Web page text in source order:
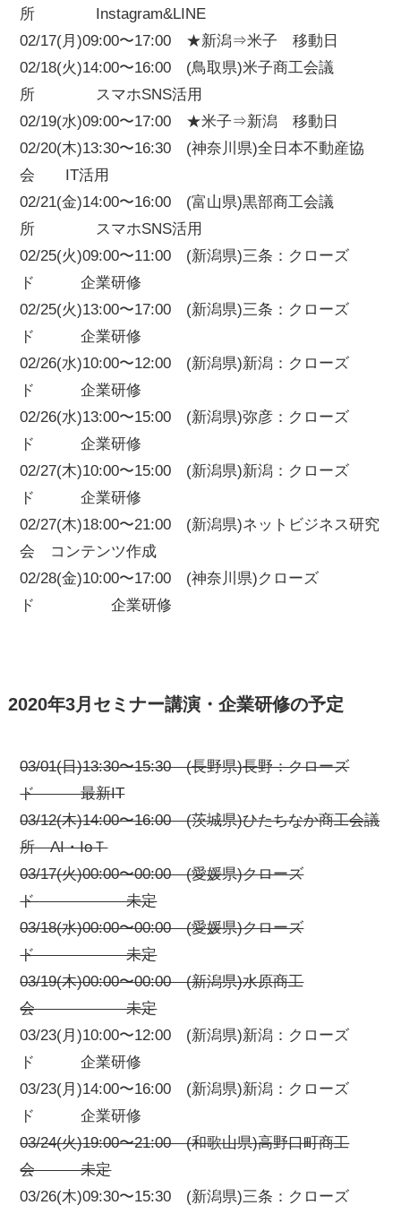
所 Instagram&LINE
02/17(月)09:00〜17:00 ★新潟⇒米子 移動日
02/18(火)14:00〜16:00 (鳥取県)米子商工会議
所 スマホSNS活用
02/19(水)09:00〜17:00 ★米子⇒新潟 移動日
02/20(木)13:30〜16:30 (神奈川県)全日本不動産協
会 IT活用
02/21(金)14:00〜16:00 (富山県)黒部商工会議
所 スマホSNS活用
02/25(火)09:00〜11:00 (新潟県)三条：クローズ
ド 企業研修
02/25(火)13:00〜17:00 (新潟県)三条：クローズ
ド 企業研修
02/26(水)10:00〜12:00 (新潟県)新潟：クローズ
ド 企業研修
02/26(水)13:00〜15:00 (新潟県)弥彦：クローズ
ド 企業研修
02/27(木)10:00〜15:00 (新潟県)新潟：クローズ
ド 企業研修
02/27(木)18:00〜21:00 (新潟県)ネットビジネス研究
会 コンテンツ作成
02/28(金)10:00〜17:00 (神奈川県)クローズ
ド 企業研修
2020年3月セミナー講演・企業研修の予定
03/01(日)13:30〜15:30 (長野県)長野：クローズ
ド 最新IT
03/12(木)14:00〜16:00 (茨城県)ひたちなか商工会議
所 AI・IoＴ
03/17(火)00:00〜00:00 (愛媛県)クローズ
ド 未定
03/18(水)00:00〜00:00 (愛媛県)クローズ
ド 未定
03/19(木)00:00〜00:00 (新潟県)水原商工
会 未定
03/23(月)10:00〜12:00 (新潟県)新潟：クローズ
ド 企業研修
03/23(月)14:00〜16:00 (新潟県)新潟：クローズ
ド 企業研修
03/24(火)19:00〜21:00 (和歌山県)高野口町商工
会 未定
03/26(木)09:30〜15:30 (新潟県)三条：クローズ